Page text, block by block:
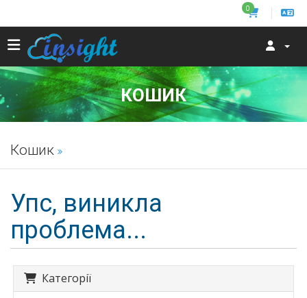
0
КОШИК
Кошик
Упс, виникла
проблема...
Категорії